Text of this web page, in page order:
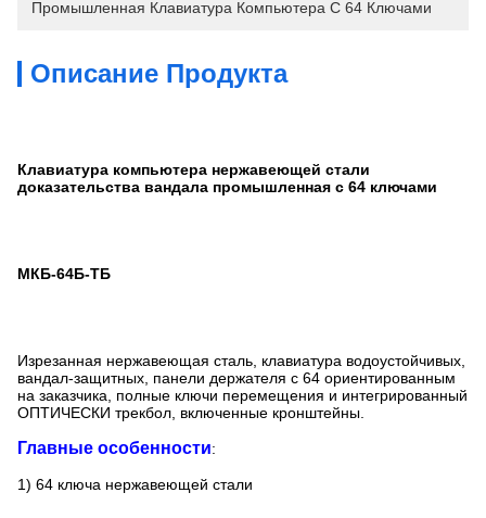
Промышленная Клавиатура Компьютера С 64 Ключами
Описание Продукта
Клавиатура компьютера нержавеющей стали
доказательства вандала промышленная с 64 ключами
МКБ-64Б-ТБ
Изрезанная нержавеющая сталь, клавиатура водоустойчивых,
вандал-защитных, панели держателя с 64 ориентированным
на заказчика, полные ключи перемещения и интегрированный
ОПТИЧЕСКИ трекбол, включенные кронштейны.
Главные особенности:
1) 64 ключа нержавеющей стали